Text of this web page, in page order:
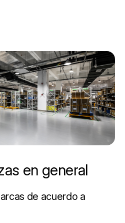
en general
de acuerdo a